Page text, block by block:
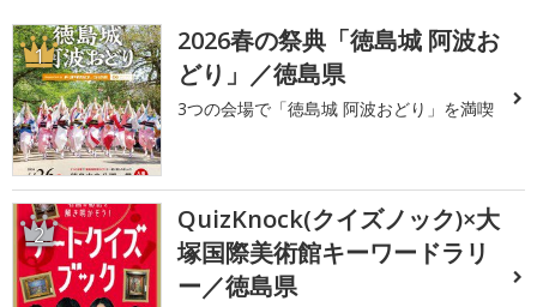
1
2026春の祭典「徳島城 阿波お
どり」／徳島県
3つの会場で「徳島城 阿波おどり」を満喫
2
QuizKnock(クイズノック)×大
塚国際美術館キーワードラリ
ー／徳島県